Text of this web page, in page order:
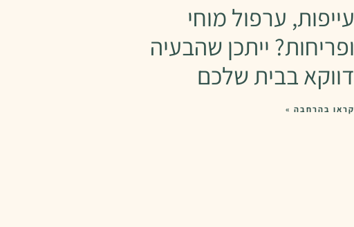
עייפות, ערפול מוחי
ופריחות? ייתכן שהבעיה
דווקא בבית שלכם
קראו בהרחבה »